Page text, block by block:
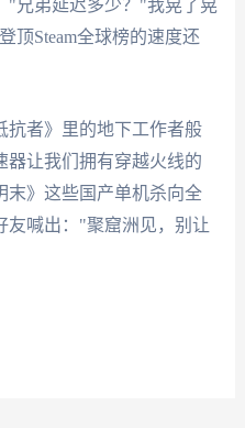
"兄弟延迟多少？"我晃了晃
顶Steam全球榜的速度还
抗者》里的地下工作者般
器让我们拥有穿越火线的
末》这些国产单机杀向全
友喊出："聚窟洲见，别让